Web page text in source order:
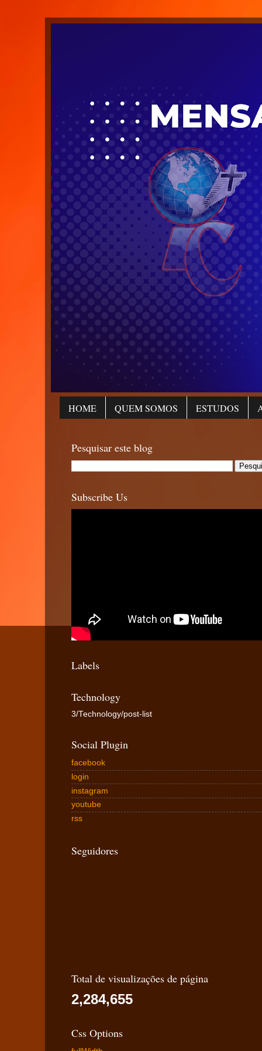
HOME QUEM SOMOS ESTUDOS
Pesquisar este blog
Subscribe Us
Labels
Technology
3/Technology/post-list
Social Plugin
facebook
login
instagram
youtube
rss
Seguidores
Total de visualizações de página
2,284,655
Css Options